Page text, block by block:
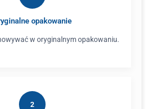
opakowanie
w oryginalnym opakowaniu.
2